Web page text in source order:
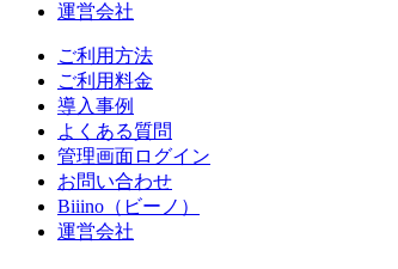
運営会社
ご利用方法
ご利用料金
導入事例
よくある質問
管理画面ログイン
お問い合わせ
Biiino（ビーノ）
運営会社